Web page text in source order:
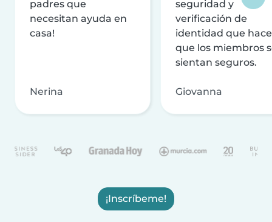
padres que
necesitan ayuda en
casa!
Nerina
seguridad y
verificación de
identidad que
que los miembros
sientan seguros.
Giovanna
¡Inscríbeme!